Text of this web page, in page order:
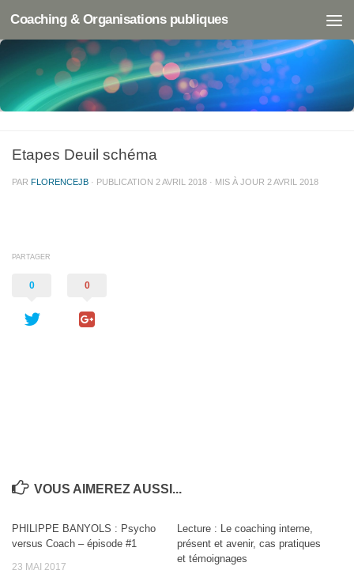
Coaching & Organisations publiques
Etapes Deuil schéma
PAR FLORENCEJB · PUBLICATION 2 AVRIL 2018 · MIS À JOUR 2 AVRIL 2018
PARTAGER
0 0
VOUS AIMEREZ AUSSI...
PHILIPPE BANYOLS : Psycho
versus Coach – épisode #1
23 MAI 2017
Lecture : Le coaching interne,
présent et avenir, cas pratiques
et témoignages